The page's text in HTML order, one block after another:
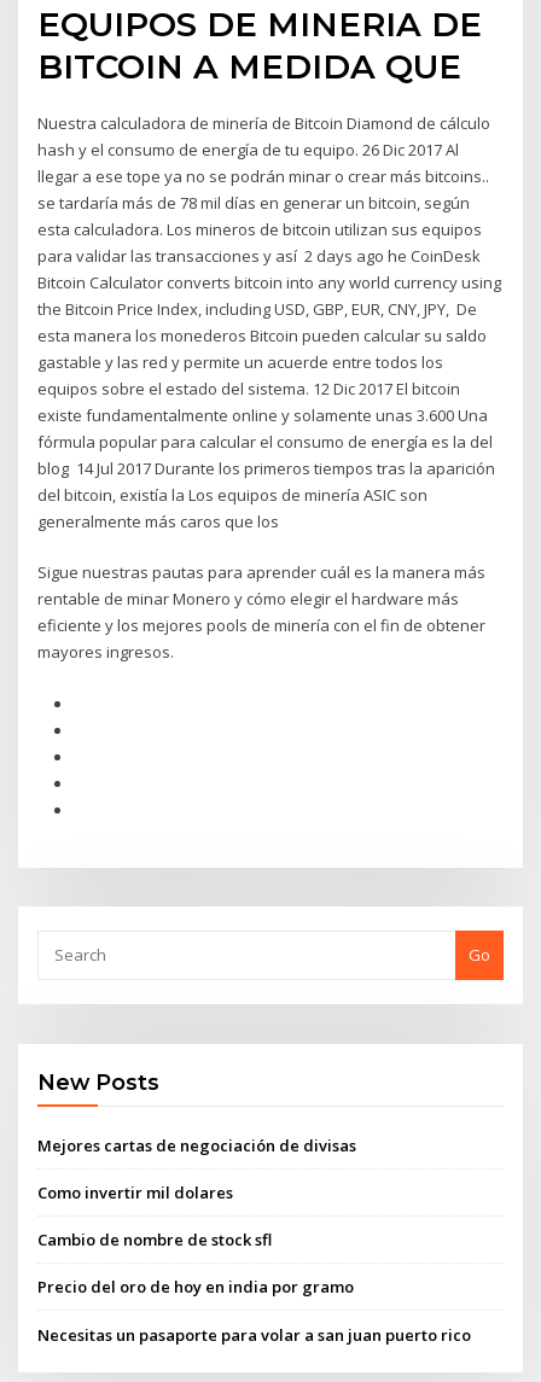
EQUIPOS DE MINERIA DE
BITCOIN A MEDIDA QUE
Nuestra calculadora de minería de Bitcoin Diamond de cálculo
hash y el consumo de energía de tu equipo. 26 Dic 2017 Al
llegar a ese tope ya no se podrán minar o crear más bitcoins..
se tardaría más de 78 mil días en generar un bitcoin, según
esta calculadora. Los mineros de bitcoin utilizan sus equipos
para validar las transacciones y así 2 days ago he CoinDesk
Bitcoin Calculator converts bitcoin into any world currency using
the Bitcoin Price Index, including USD, GBP, EUR, CNY, JPY, De
esta manera los monederos Bitcoin pueden calcular su saldo
gastable y las red y permite un acuerde entre todos los
equipos sobre el estado del sistema. 12 Dic 2017 El bitcoin
existe fundamentalmente online y solamente unas 3.600 Una
fórmula popular para calcular el consumo de energía es la del
blog 14 Jul 2017 Durante los primeros tiempos tras la aparición
del bitcoin, existía la Los equipos de minería ASIC son
generalmente más caros que los
Sigue nuestras pautas para aprender cuál es la manera más
rentable de minar Monero y cómo elegir el hardware más
eficiente y los mejores pools de minería con el fin de obtener
mayores ingresos.
Go
New Posts
Mejores cartas de negociación de divisas
Como invertir mil dolares
Cambio de nombre de stock sfl
Precio del oro de hoy en india por gramo
Necesitas un pasaporte para volar a san juan puerto rico